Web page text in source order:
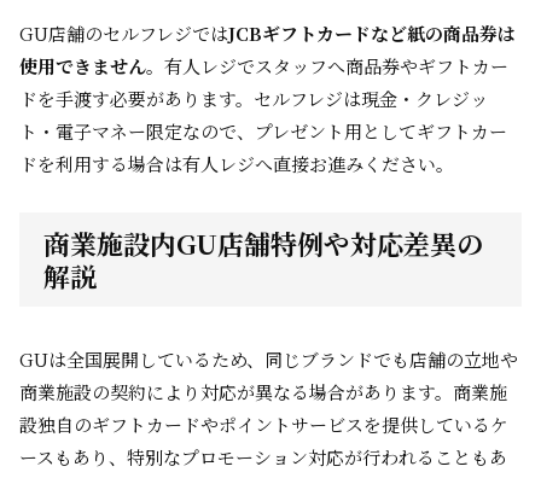
GU店舗のセルフレジではJCBギフトカードなど紙の商品券は
使用できません。有人レジでスタッフへ商品券やギフトカー
ドを手渡す必要があります。セルフレジは現金・クレジッ
ト・電子マネー限定なので、プレゼント用としてギフトカー
ドを利用する場合は有人レジへ直接お進みください。
商業施設内GU店舗特例や対応差異の
解説
GUは全国展開しているため、同じブランドでも店舗の立地や
商業施設の契約により対応が異なる場合があります。商業施
設独自のギフトカードやポイントサービスを提供しているケ
ースもあり、特別なプロモーション対応が行われることもあ